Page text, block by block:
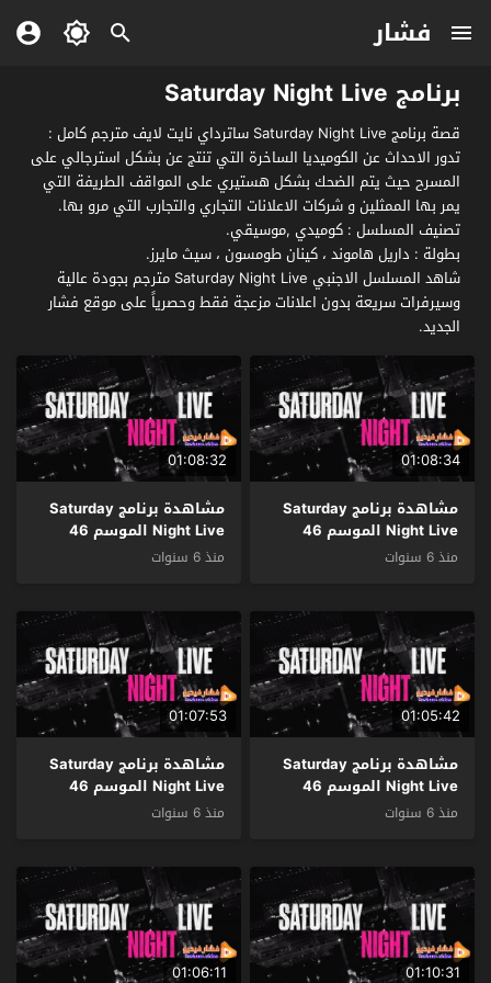
فشار
برنامج Saturday Night Live
قصة برنامج Saturday Night Live ساترداي نايت لايف مترجم كامل :
تدور الاحداث عن الكوميديا الساخرة التي تنتج عن بشكل استرجالي على
المسرح حيث يتم الضحك بشكل هستيري على المواقف الطريفة التي
يمر بها الممثلين و شركات الاعلانات التجاري والتجارب التي مرو بها.
تصنيف المسلسل : كوميدي ,موسيقي.
بطولة : داريل هاموند ، كينان طومسون ، سيث مايرز.
شاهد المسلسل الاجنبي Saturday Night Live مترجم بجودة عالية
وسيرفرات سريعة بدون اعلانات مزعجة فقط وحصرياً على موقع فشار
الجديد.
01:08:34
مشاهدة برنامج Saturday
Night Live الموسم 46
الحلقة 6 مترجم
منذ 6 سنوات
01:08:32
مشاهدة برنامج Saturday
Night Live الموسم 46
الحلقة 5 مترجم
منذ 6 سنوات
01:05:42
مشاهدة برنامج Saturday
Night Live الموسم 46
الحلقة 4 مترجم
منذ 6 سنوات
01:07:53
مشاهدة برنامج Saturday
Night Live الموسم 46
الحلقة 3 مترجم
منذ 6 سنوات
01:10:31
01:06:11